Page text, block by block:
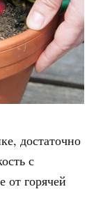
достаточно
с
от горячей